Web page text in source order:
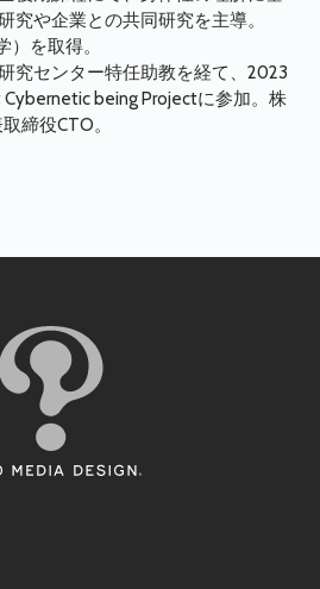
究や企業との共同研究を主導。
を取得。
究センター特任助教を経て、2023
being Projectに参加。株
締役CTO。